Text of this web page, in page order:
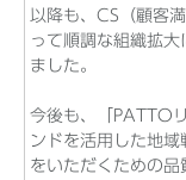
以降も、CS（顧客
って順調な組織拡
ました。
今後も、「PATTO
ンドを活用した地
をいただくための